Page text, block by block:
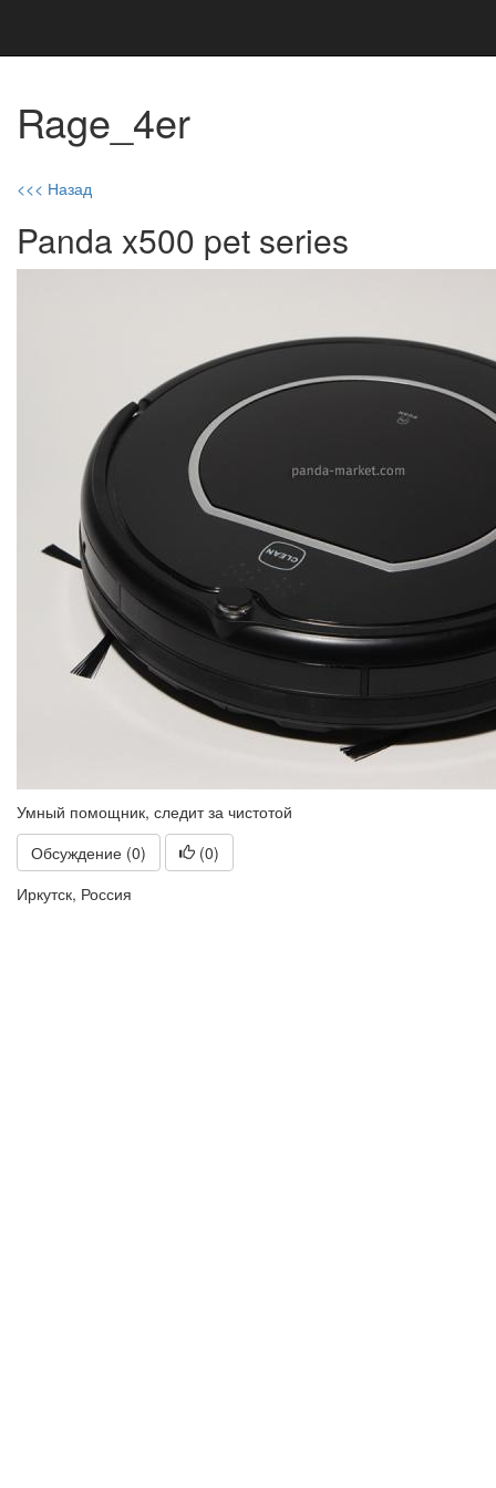
Rage_4er
<<< Назад
Panda x500 pet series
Умный помощник, следит за чистотой
Обсуждение (0)
(0)
Иркутск, Россия